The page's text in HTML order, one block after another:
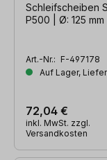
Schleifscheiben
P500 | Ø: 125 mm
Art.-Nr.: F-497178
Auf Lager,
72,04 €
inkl. MwSt. zzgl.
Versandkosten